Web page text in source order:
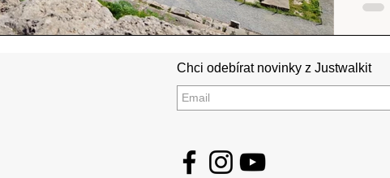
Chci odebírat novinky z Justwalkit